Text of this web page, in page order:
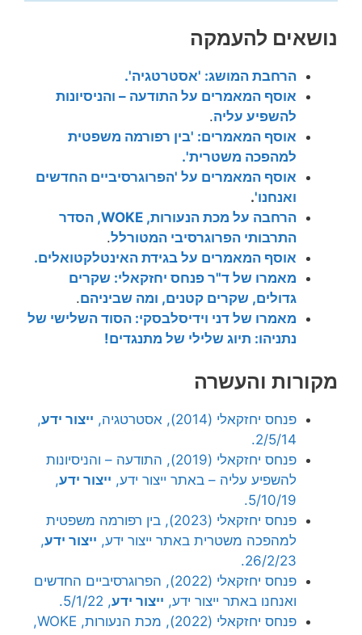
נושאים להעמקה
הרחבת המושג: 'אסטרטגיה'.
אוסף המאמרים על התודעה – והניסיונות
להשפיע עליה.
אוסף המאמרים: 'בין רפורמה משפטית
למהפכה משטרית'.
אוסף המאמרים על 'הפרוגרסיביים החדשים
ואנחנו'.
הרחבה על מכת הנעורות, WOKE, הסדר
התרבותי הפרוגרסיבי המטורלל.
אוסף המאמרים על בגידת האינטלקטואלים.
מאמרו של ד"ר פנחס יחזקאלי: שקרים
גדולים, שקרים קטנים, ומה שביניהם.
מאמרו של דני וידיסלבסקי: הסוד השלישי של
נתניהו: תיוג שלילי של מתנגדים!
מקורות והעשרה
פנחס יחזקאלי (2014), אסטרטגיה, ייצור ידע,
2/5/14.
פנחס יחזקאלי (2019), התודעה – והניסיונות
להשפיע עליה – באתר ייצור ידע, ייצור ידע,
5/10/19.
פנחס יחזקאלי (2023), בין רפורמה משפטית
למהפכה משטרית באתר ייצור ידע, ייצור ידע,
26/2/23.
פנחס יחזקאלי (2022), הפרוגרסיביים החדשים
ואנחנו באתר ייצור ידע, ייצור ידע, 5/1/22.
פנחס יחזקאלי (2022), מכת הנעורות, WOKE,